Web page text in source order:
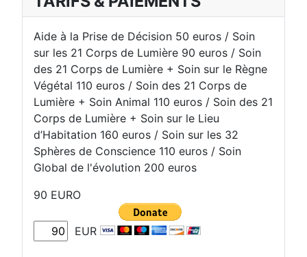
Aide à la Prise de Décision 50 euros / Soin
sur les 21 Corps de Lumière 90 euros / Soin
des 21 Corps de Lumière + Soin sur le Règne
Végétal 110 euros / Soin des 21 Corps de
Lumière + Soin Animal 110 euros / Soin des 21
Corps de Lumière + Soin sur le Lieu
d’Habitation 160 euros / Soin sur les 32
Sphères de Conscience 110 euros / Soin
Global de l'évolution 200 euros
90 EURO
EUR